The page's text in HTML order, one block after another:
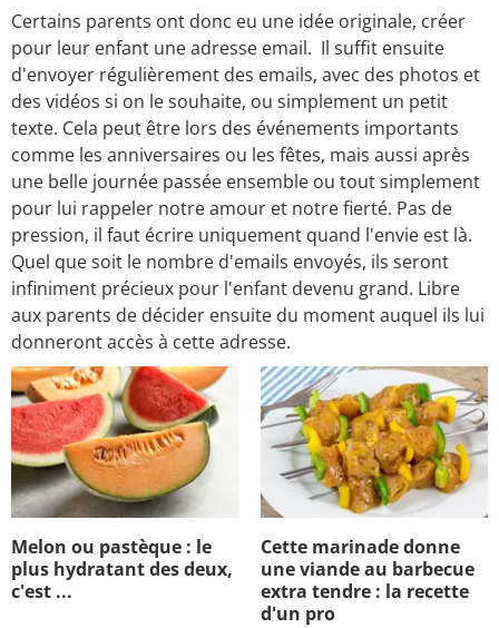
Certains parents ont donc eu une idée originale, créer
pour leur enfant une adresse email. Il suffit ensuite
d'envoyer régulièrement des emails, avec des photos et
des vidéos si on le souhaite, ou simplement un petit
texte. Cela peut être lors des événements importants
comme les anniversaires ou les fêtes, mais aussi après
une belle journée passée ensemble ou tout simplement
pour lui rappeler notre amour et notre fierté. Pas de
pression, il faut écrire uniquement quand l'envie est là.
Quel que soit le nombre d'emails envoyés, ils seront
infiniment précieux pour l'enfant devenu grand. Libre
aux parents de décider ensuite du moment auquel ils lui
donneront accès à cette adresse.
Melon ou pastèque : le
plus hydratant des deux,
c'est ...
Cette marinade donne
une viande au barbecue
extra tendre : la recette
d'un pro